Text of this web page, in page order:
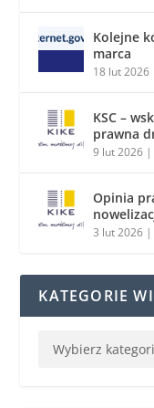
Kolejne
marca
18 lut 2026
KSC –
prawna
9 lut 2026
Opinia
3 lut 2026
KATEGORIE